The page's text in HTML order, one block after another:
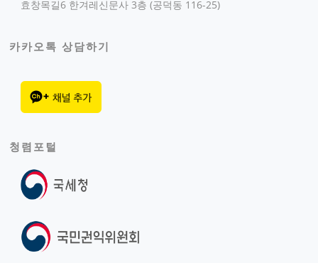
효창목길6 한겨레신문사 3층 (공덕동 116-25)
카카오톡 상담하기
청렴포털